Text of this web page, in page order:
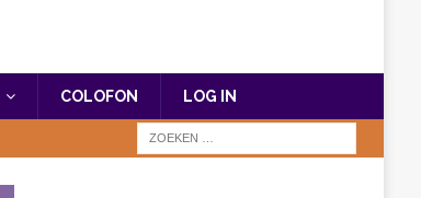
COLOFON LOG IN